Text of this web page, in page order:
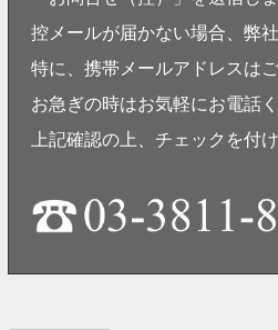
控メールが届かない場合、弊
特に、携帯メールアドレスは
お急ぎの時はお気軽にお電話く
上記確認の上、チェックを付